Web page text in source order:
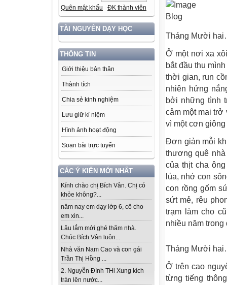
Quên mật khẩu ĐK thành viên
TÀI NGUYÊN DẠY HỌC
THÔNG TIN
Giới thiệu bản thân
Thành tích
Chia sẻ kinh nghiệm
Lưu giữ kỉ niệm
Hình ảnh hoạt động
Soạn bài trực tuyến
CÁC Ý KIẾN MỚI NHẤT
Kính chào chị Bích Vân. Chị có
khỏe không?...
năm nay em dạy lớp 6, cô cho
em xin...
Lâu lắm mới ghé thăm nhà.
Chúc Bích Vân luôn...
Nhà văn Nam Cao và con gái
Trần Thị Hồng ...
2. Nguyễn Đình THi Xung kích
tràn lên nước...
Tháng Mười
Ở một nơi xa
bắt đầu thu
thời gian, run
nhiên hửng
bởi những tình
cảm một mai trở
vì một cơn
Đơn giản mỗi
thương quê
của thịt cha
lúa, nhớ con
con rồng gốm
sứt mẻ, rêu
trạm làm cho
nhiều năm
Tháng Mười
Ở trên cao
từng tiếng